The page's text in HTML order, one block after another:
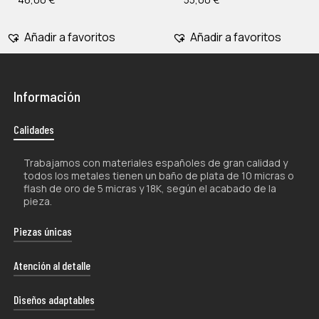
Añadir a favoritos Añadir a favoritos
Información
Calidades
Trabajamos con materiales españoles de gran calidad y
todos los metales tienen un baño de plata de 10 micras o
flash de oro de 5 micras y 18K, según el acabado de la
pieza.
Piezas únicas
La naturaleza artesanal de nuestros productos los hace
únicos por lo que, tanto su forma como su color, pueden
fotografías.
Atención al detalle
Cada uno de nuestros envíos se presenta con esmero
en un estuche de diseño exclusivo, proporcionándote la
Diseños adaptables